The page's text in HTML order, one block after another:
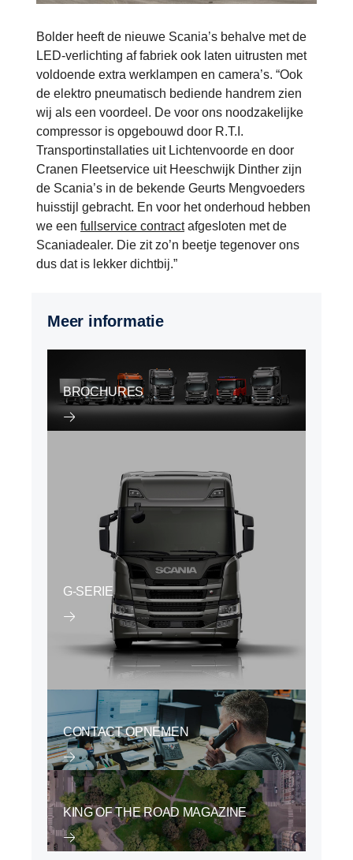
Bolder heeft de nieuwe Scania’s behalve met de
LED-verlichting af fabriek ook laten uitrusten met
voldoende extra werklampen en camera’s. “Ook
de elektro pneumatisch bediende handrem zien
wij als een voordeel. De voor ons noodzakelijke
compressor is opgebouwd door R.T.I.
Transportinstallaties uit Lichtenvoorde en door
Cranen Fleetservice uit Heeschwijk Dinther zijn
de Scania’s in de bekende Geurts Mengvoeders
huisstijl gebracht. En voor het onderhoud hebben
we een fullservice contractafgesloten met de
Scaniadealer. Die zit zo’n beetje tegenover ons
dus dat is lekker dichtbij.”
Meer informatie
BROCHURES
G-SERIE
CONTACT OPNEMEN
KING OF THE ROAD MAGAZINE